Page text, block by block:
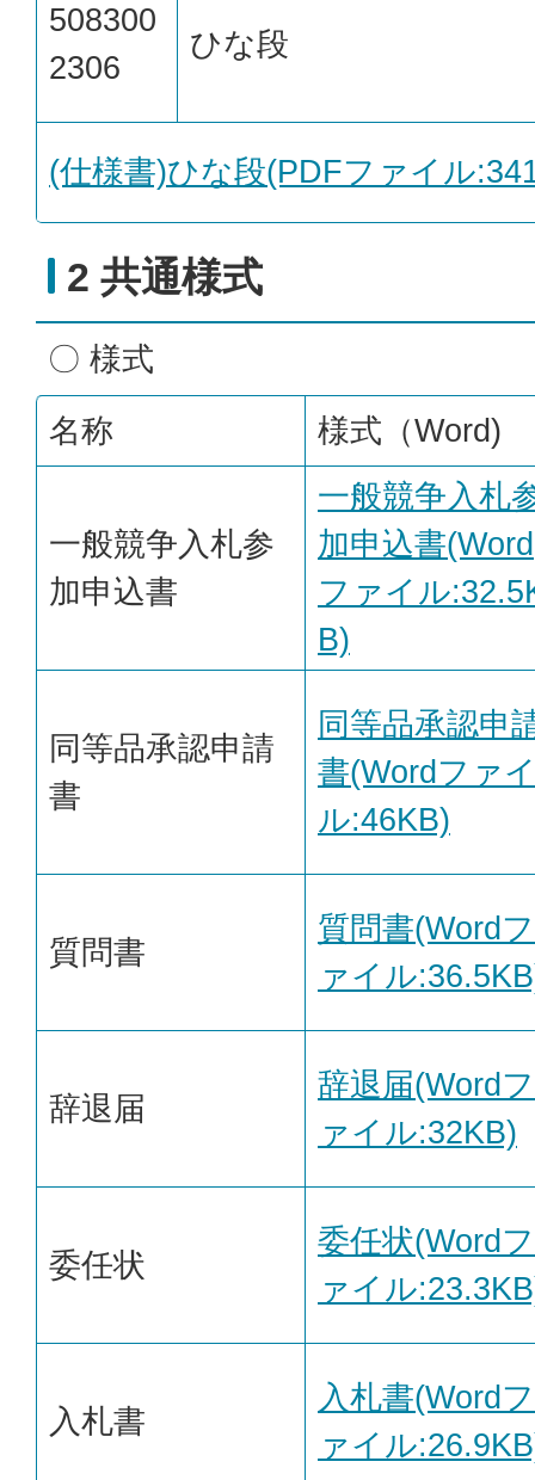
508300
2306
ひな段
(仕様書)ひな段(PDFファイル
2 共通様式
〇 様式
名称
様式（Word)
一般競争入札参
加申込書
一般競争入札
加申込書(Word
ファイル
B)
同等品承認申請
書
同等品承認申
書(Wordファ
ル:46KB)
質問書
質問書(Wordフ
ァイル
辞退届
辞退届(Wordフ
ァイル:32KB)
委任状
委任状(Wordフ
ァイル
入札書
入札書(Wordフ
ァイル